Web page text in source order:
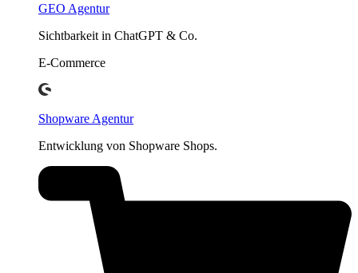
GEO Agentur
Sichtbarkeit in ChatGPT & Co.
E-Commerce
Shopware Agentur
Entwicklung von Shopware Shops.